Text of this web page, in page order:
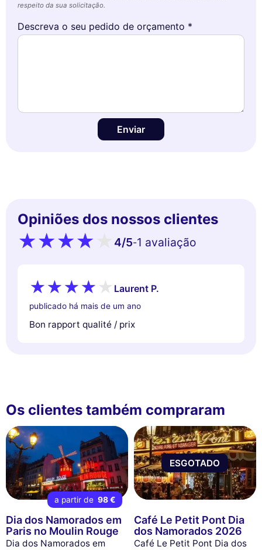
respeito da sua solicitação.
Descreva o seu pedido de orçamento *
Enviar
Opiniões dos nossos clientes
4/5-1 avaliação
Laurent P.
publicado há mais de um ano
Bon rapport qualité / prix
Os clientes também compraram
a partir de 98 €
Dia dos Namorados em
Paris no Moulin Rouge
Dia dos Namorados em
ESGOTADO
Café Le Petit Pont Dia
dos Namorados 2026
Café Le Petit Pont Dia dos